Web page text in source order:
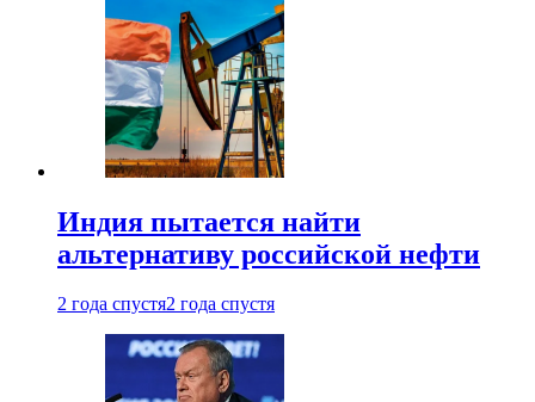
Индия пытается найти
альтернативу российской нефти
2 года спустя2 года спустя